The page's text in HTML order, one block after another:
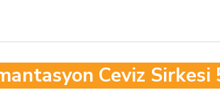
Ceviz Sirkesi